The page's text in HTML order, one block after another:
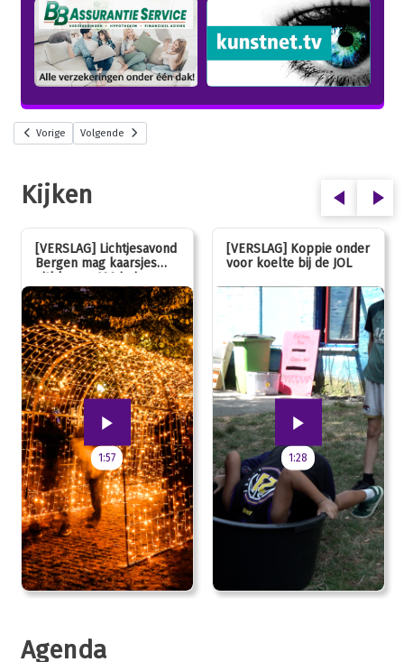
Vorige Volgende
Kijken
[VERSLAG] Lichtjesavond
Bergen mag kaarsjes
uitblazen: 100 jarig
jubileum!
1:57
[VERSLAG] Koppie onder
voor koelte bij de JOL
1:28
Agenda